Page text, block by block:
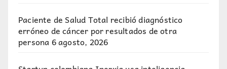
Paciente de Salud Total recibió diagnóstico
erróneo de cáncer por resultados de otra
persona6 agosto, 2026